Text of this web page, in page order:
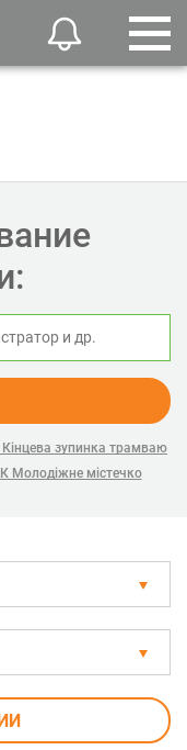
зупинка трамваю
Молодіжне містечко